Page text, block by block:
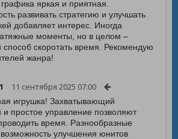
яркая и приятная.
развивать стратегию и улучшать
добавляет интерес. Иногда
моменты, но в целом –
способ скоротать время. Рекомендую
жанра!
11 сентября 2025 07:00
игрушка! Захватывающий
и простое управление позволяют
время. Разнообразные
улучшения юнитов